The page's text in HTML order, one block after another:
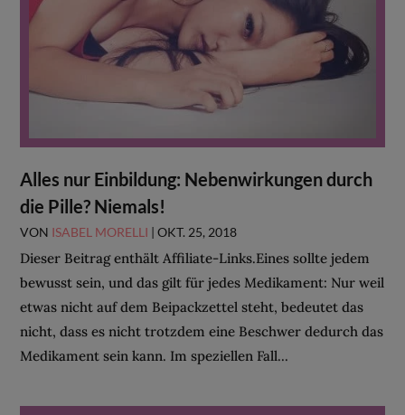
Alles nur Einbildung: Nebenwirkungen durch
die Pille? Niemals!
VON ISABEL MORELLI |OKT. 25, 2018
Dieser Beitrag enthält Affiliate-Links.Eines sollte jedem
bewusst sein, und das gilt für jedes Medikament: Nur weil
etwas nicht auf dem Beipackzettel steht, bedeutet das
nicht, dass es nicht trotzdem eine Beschwer dedurch das
Medikament sein kann. Im speziellen Fall...